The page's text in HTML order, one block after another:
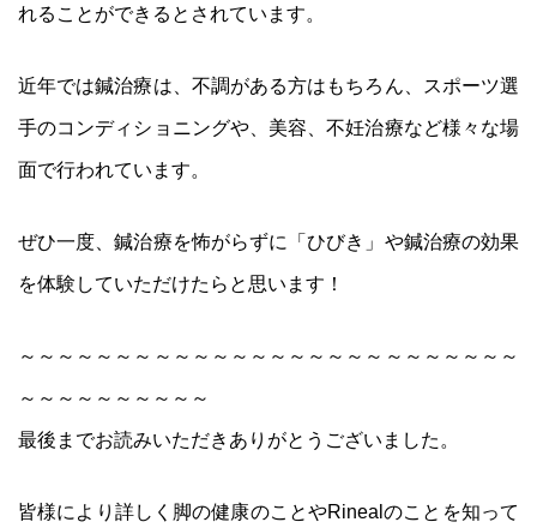
れることができるとされています。
近年では鍼治療は、不調がある方はもちろん、スポーツ選
手のコンディショニングや、美容、不妊治療など様々な場
面で行われています。
ぜひ一度、鍼治療を怖がらずに「ひびき」や鍼治療の効果
を体験していただけたらと思います！
～～～～～～～～～～～～～～～～～～～～～～～～～～
～～～～～～～～～～
最後までお読みいただきありがとうございました。
皆様により詳しく脚の健康のことやRinealのことを知って